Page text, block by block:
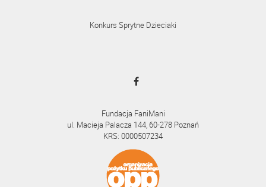
Konkurs Sprytne Dzieciaki
Fundacja FaniMani
ul. Macieja Palacza 144, 60-278 Poznań
KRS: 0000507234